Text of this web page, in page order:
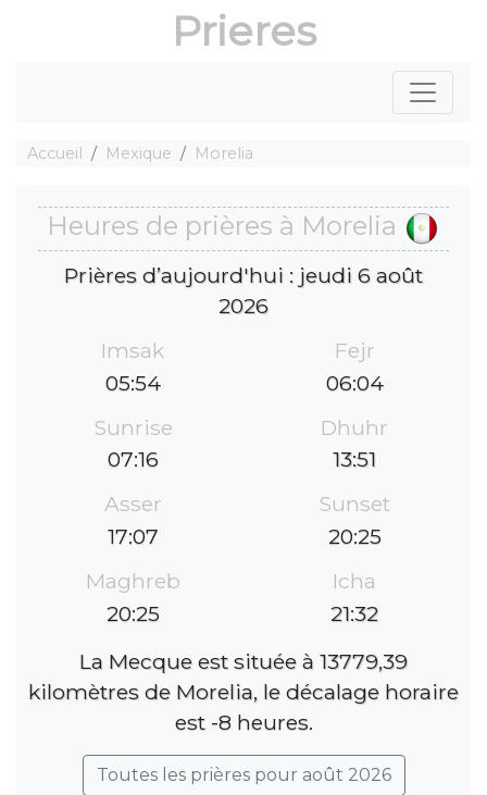
Prieres
Accueil Mexique Morelia
Heures de prières à Morelia
Prières d’aujourd'hui : jeudi 6 août
2026
Imsak
05:54
Fejr
06:04
Sunrise
07:16
Dhuhr
13:51
Asser
17:07
Sunset
20:25
Maghreb
20:25
Icha
21:32
La Mecque est située à 13779,39
kilomètres de Morelia, le décalage horaire
est -8 heures.
Toutes les prières pour août 2026